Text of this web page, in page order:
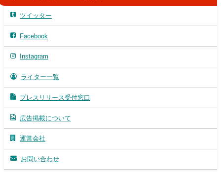
ツイッター
Facebook
Instagram
ライター一覧
プレスリリース受付窓口
広告掲載について
運営会社
お問い合わせ